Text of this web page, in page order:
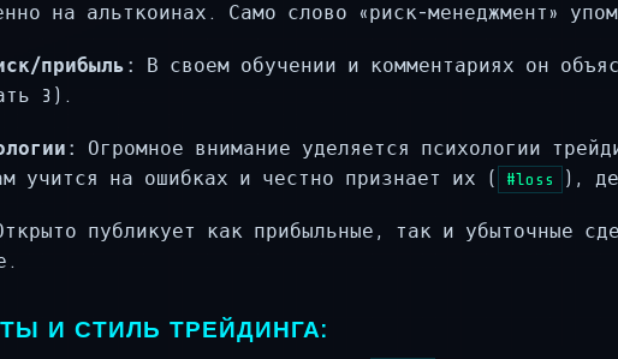
на альткоинах. Само слово «риск-менеджмент»
прибыль:
В своем обучении и комментариях он
3).
Огромное внимание уделяется психологии
учится на ошибках и честно признает их (
#loss ),
публикует как прибыльные, так и убыточные
И СТИЛЬ ТРЕЙДИНГА: